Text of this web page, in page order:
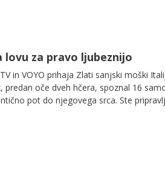
za pravo ljubeznijo
in VOYO prihaja Zlati sanjski moški
predan oče dveh hčera, spoznal 16
pot do njegovega srca. Ste